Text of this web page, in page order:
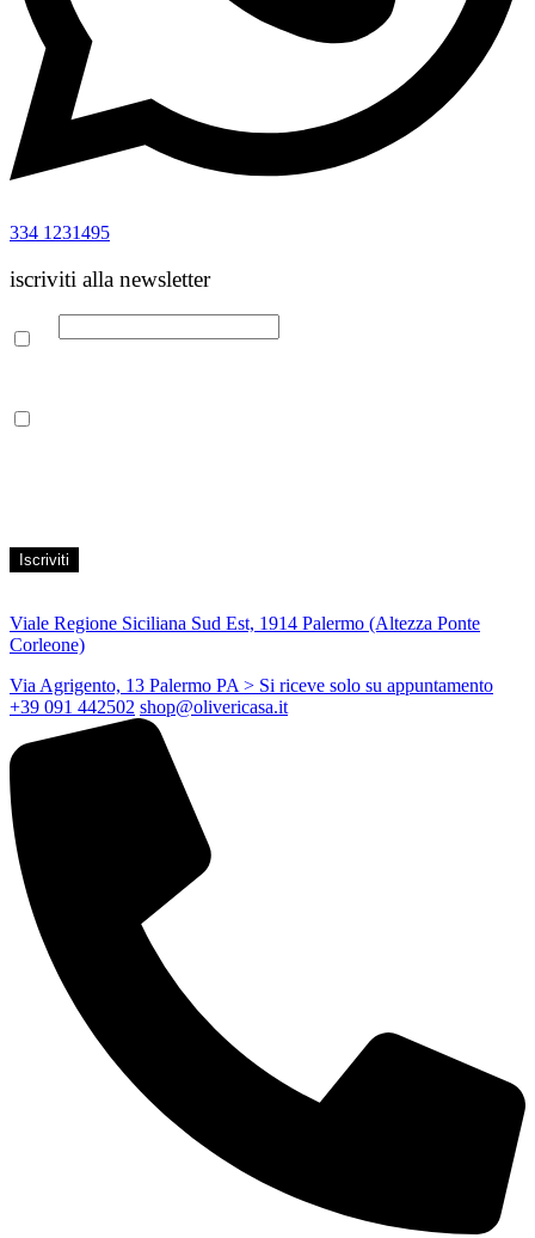
334 1231495
iscriviti alla newsletter
Email
Viale Regione Siciliana Sud Est, 1914 Palermo (Altezza Ponte
Corleone)
Via Agrigento, 13 Palermo PA> Si riceve solo su appuntamento
+39 091 442502 shop@olivericasa.it